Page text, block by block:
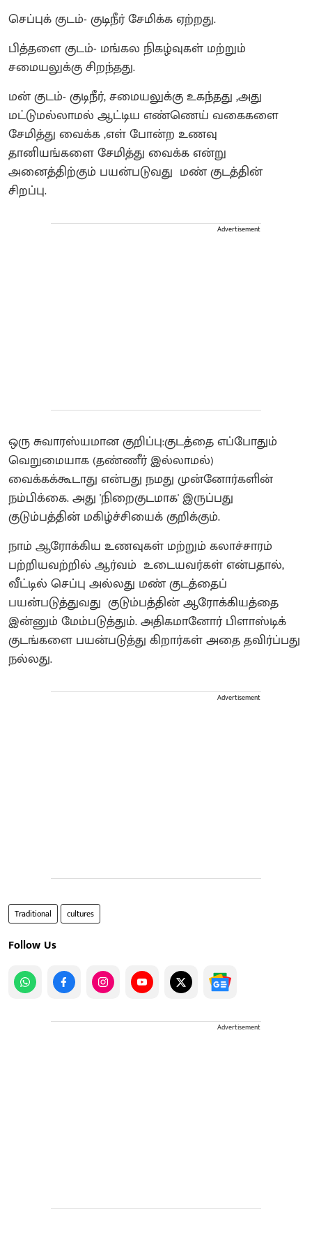
செப்புக் குடம்- குடிநீர் சேமிக்க ஏற்றது.
பித்தளை குடம்- மங்கல நிகழ்வுகள் மற்றும்
சமையலுக்கு சிறந்தது.
மன் குடம்- குடிநீர், சமையலுக்கு உகந்தது ,அது
மட்டுமல்லாமல் ஆட்டிய எண்ணெய் வகைகளை
சேமித்து வைக்க ,எள் போன்ற உணவு
தானியங்களை சேமித்து வைக்க என்று
அனைத்திற்கும் பயன்படுவது மண் குடத்தின்
சிறப்பு.
Advertisement
ஒரு சுவாரஸ்யமான குறிப்பு:குடத்தை எப்போதும்
வெறுமையாக (தண்ணீர் இல்லாமல்)
வைக்கக்கூடாது என்பது நமது முன்னோர்களின்
நம்பிக்கை. அது 'நிறைகுடமாக' இருப்பது
குடும்பத்தின் மகிழ்ச்சியைக் குறிக்கும்.
நாம் ஆரோக்கிய உணவுகள் மற்றும் கலாச்சாரம்
பற்றியவற்றில் ஆர்வம் உடையவர்கள் என்பதால்,
வீட்டில் செப்பு அல்லது மண் குடத்தைப்
பயன்படுத்துவது குடும்பத்தின் ஆரோக்கியத்தை
இன்னும் மேம்படுத்தும். அதிகமானோர் பிளாஸ்டிக்
குடங்களை பயன்படுத்து கிறார்கள் அதை தவிர்ப்பது
நல்லது.
Advertisement
Traditional cultures
Follow Us
Advertisement